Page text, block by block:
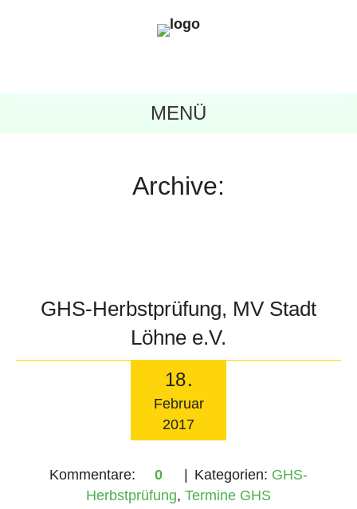
MENÜ
Archive:
GHS-Herbstprüfung, MV Stadt
Löhne e.V.
18.
Februar
2017
Kommentare: 0 Kategorien: GHS-
Herbstprüfung, Termine GHS